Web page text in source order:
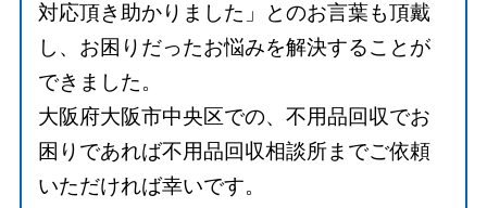
対応頂き助かりました」とのお言葉も頂戴
し、お困りだったお悩みを解決することが
できました。
大阪府大阪市中央区での、不用品回収でお
困りであれば不用品回収相談所までご依頼
いただければ幸いです。